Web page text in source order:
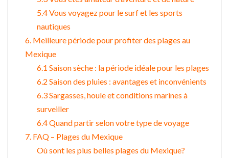
5.4 Vous voyagez pour le surf et les sports
nautiques
6. Meilleure période pour profiter des plages au
Mexique
6.1 Saison sèche : la période idéale pour les plages
6.2 Saison des pluies : avantages et inconvénients
6.3 Sargasses, houle et conditions marines à
surveiller
6.4 Quand partir selon votre type de voyage
7. FAQ – Plages du Mexique
Où sont les plus belles plages du Mexique?